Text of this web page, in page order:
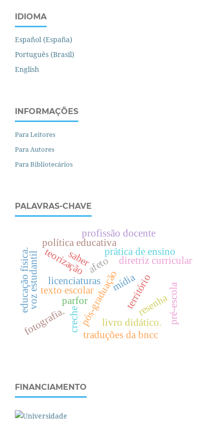
IDIOMA
Español (España)
Português (Brasil)
English
INFORMAÇÕES
Para Leitores
Para Autores
Para Bibliotecários
PALAVRAS-CHAVE
resenha
território
diretriz curricular
prática de ensino
texto escolarpós-graduação
saber
política educativa
mídia
livro didático.
licenciaturas
parfor
voz estudantil
e
d
u
c
a
ç
ã
o
f
í
s
i
c
a
.
pré-escola
creche
profissão docente
traduções da bncc
fotografia.
teorizaçãoafeto
FINANCIAMENTO